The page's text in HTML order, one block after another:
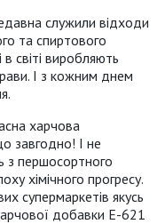
служили відходи
та спиртового
світі виробляють
І з кожним днем
харчова
завгодно! І не
з першосортного
хімічного прогресу.
супермаркетів якусь
добавки Е-621